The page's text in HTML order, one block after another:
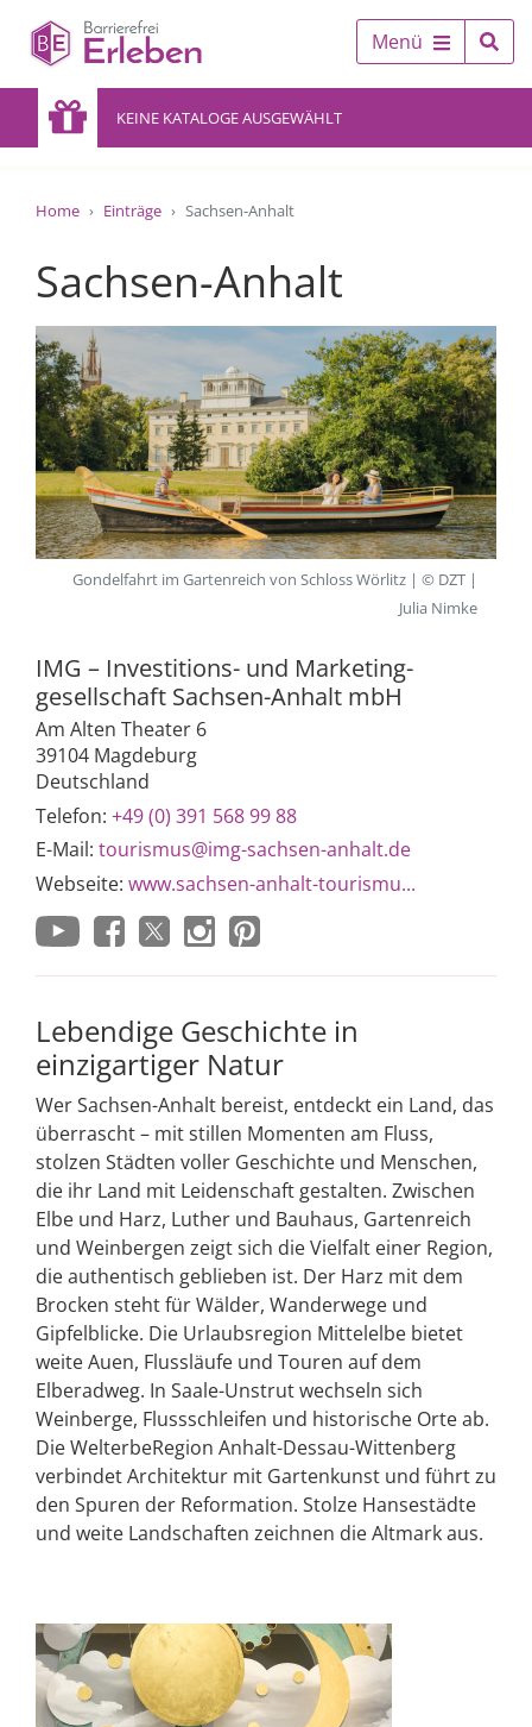
Menü
KEINE KATALOGE AUSGEWÄHLT
Home Einträge Sachsen-Anhalt
Sachsen-Anhalt
Gondelfahrt im Gartenreich von Schloss Wörlitz | © DZT |
Julia Nimke
IMG – Investitions- und Marketing­
gesellschaft Sachsen-Anhalt mbH
Am Alten Theater 6
39104 Magdeburg
Deutschland
Telefon: +49 (0) 391 568 99 88
E-Mail: tourismus@img-sachsen-anhalt.de
Webseite: www.sachsen-anhalt-tourismu...
Lebendige Geschichte in
einzigartiger Natur
Wer Sachsen-Anhalt bereist, entdeckt ein Land, das
überrascht – mit stillen Momenten am Fluss,
stolzen Städten voller Geschichte und Menschen,
die ihr Land mit Leidenschaft gestalten. Zwischen
Elbe und Harz, Luther und Bauhaus, Gartenreich
und Weinbergen zeigt sich die Vielfalt einer Region,
die authentisch geblieben ist. Der Harz mit dem
Brocken steht für Wälder, Wanderwege und
Gipfelblicke. Die Urlaubsregion Mittelelbe bietet
weite Auen, Flussläufe und Touren auf dem
Elberadweg. In Saale-Unstrut wechseln sich
Weinberge, Flussschleifen und historische Orte ab.
Die WelterbeRegion Anhalt-Dessau-Wittenberg
verbindet Architektur mit Gartenkunst und führt zu
den Spuren der Reformation. Stolze Hansestädte
und weite Landschaften zeichnen die Altmark aus.